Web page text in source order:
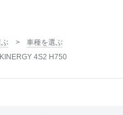
車種を選ぶ
4S2 H750